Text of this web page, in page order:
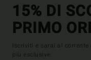
15% DI
PRIMO
Iscriviti e sarai al
più esclusive.